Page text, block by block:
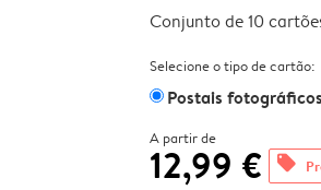
Conjunto de 10
Selecione o tipo de cartão:
Postais
A partir de
12,99 € offers